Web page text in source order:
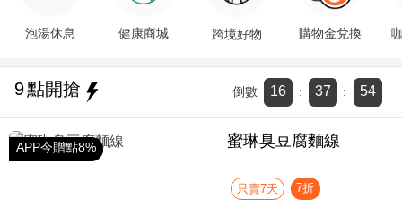
泡湯休息 健康商城 跨境好物 購物金兌換
9點開搶 倒數 16 : 37 : 54
APP今贈點8% 蜜琳臭豆腐麵線
只賣7天 7折